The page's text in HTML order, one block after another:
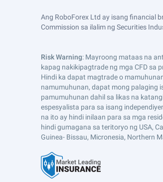
Ang RoboForex Ltd ay isang financial
Commission sa ilalim ng Securities
Risk Warning: Mayroong mataas na
kapag nakikipagtrade ng mga CFD sa
Hindi ka dapat magtrade o
namumuhunan, dapat mong palaging
pamumuhunan dahil sa likas na
espesyalista para sa isang
na ito ay hindi inilaan para sa mga
hindi gumagana sa teritoryo ng USA,
Guinea- Bissau, Micronesia, Northern